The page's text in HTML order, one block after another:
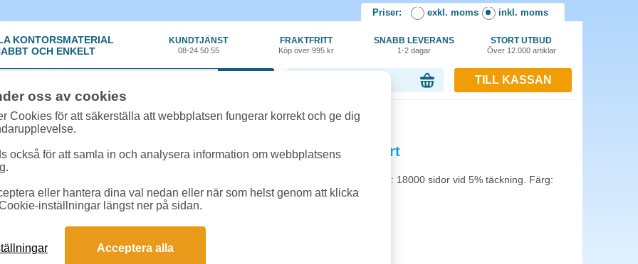
Priser: exkl. moms inkl. moms
KONTORSMATERIAL
OCH ENKELT
KUNDTJÄNST
08-24 50 55
FRAKTFRITT
Köp över 995 kr
SNABB LEVERANS
1-2 dagar
STORT UTBUD
Över 12.000 artiklar
TILL KASSAN
Förbrukning»Toner kompatibla» Toner NO Dell 593-BBCR 18k svart
Toner NO Dell 593-BBCR 18k svart
Miljötoner motsvarande Dell 593-BBCR. Kapacitet: 18000 sidor vid 5% täckning. Färg:
svart
oss av cookies
Cookies för att säkerställa att webbplatsen fungerar korrekt och ge dig
också för att samla in och analysera information om webbplatsens
eller hantera dina val nedan eller när som helst genom att klicka
inställningar längst ner på sidan.
Acceptera alla